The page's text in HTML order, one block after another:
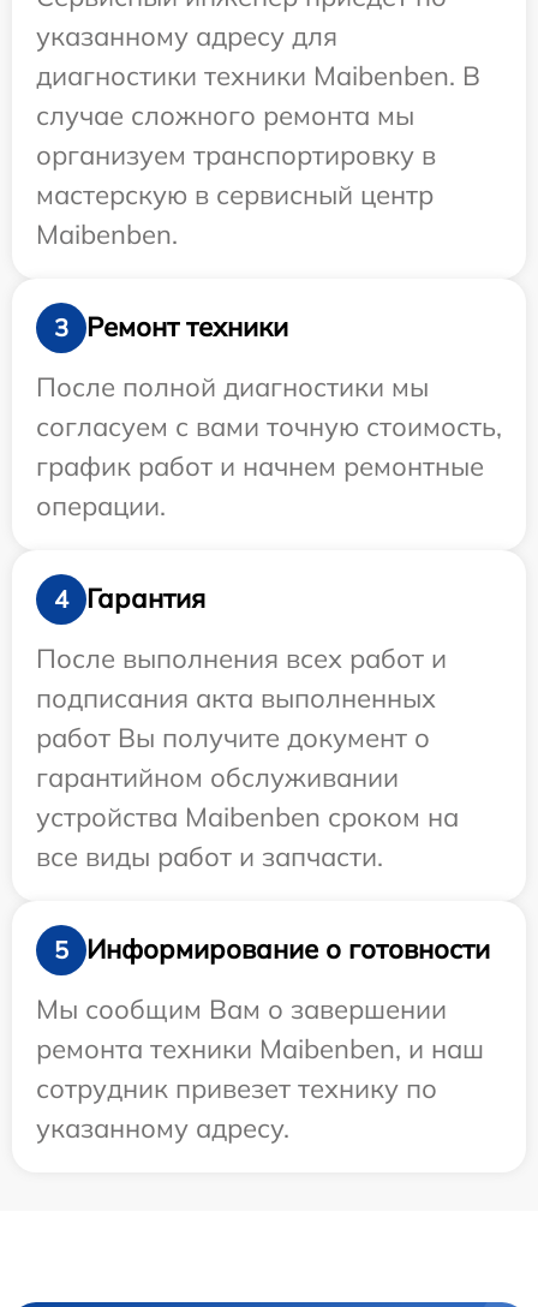
указанному адресу для
диагностики техники Maibenben. В
случае сложного ремонта мы
организуем транспортировку в
мастерскую в сервисный центр
Maibenben.
3
Ремонт техники
После полной диагностики мы
согласуем с вами точную стоимость,
график работ и начнем ремонтные
операции.
4
Гарантия
После выполнения всех работ и
подписания акта выполненных
работ Вы получите документ о
гарантийном обслуживании
устройства Maibenben сроком на
все виды работ и запчасти.
5
Информирование о готовности
Мы сообщим Вам о завершении
ремонта техники Maibenben, и наш
сотрудник привезет технику по
указанному адресу.